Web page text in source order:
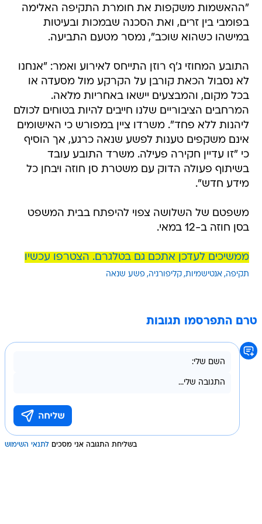
"ההאשמות משקפות את חומרת התקיפה האלימה
בפומבי בין זרים, ואת הסכנה שבמכות ובעיטות
במישהו כשהוא שוכב", נמסר מטעם התביעה.
התובע המחוזי ג'ף רוזן התייחס לאירוע ואמר: "אנחנו
לא נסבול הכאת קורבן על הקרקע מול מסעדה או
בכל מקום, והמבצעים יישאו באחריות מלאה.
המרחבים הציבוריים שלנו חייבים להיות בטוחים לכולם
ליהנות ללא פחד". משרדו ציין במפורש כי האישומים
אינם משקפים טענות לפשע שנאה כרגע, אך הוסיף
כי "זו עדיין חקירה פעילה. משרד התובע עובד
בשיתוף פעולה הדוק עם משטרת סן חוזה ויבחן כל
מידע חדש".
משפטם של השלושה צפוי להיפתח בבית המשפט
בסן חוזה ב-12 במאי.
ממשיכים לעדכן אתכם גם בטלגרם. הצטרפו עכשיו
תקיפה אנטישמיות קליפורניה פשע שנאה
טרם התפרסמו תגובות
בשליחת התגובה אני מסכים לתנאי השימוש